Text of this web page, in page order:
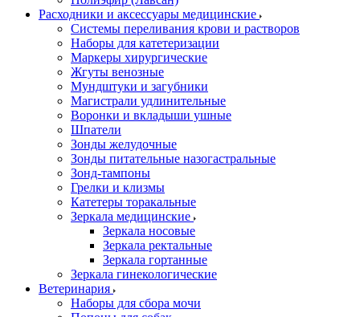
Расходники и аксессуары медицинские
Системы переливания крови и растворов
Наборы для катетеризации
Маркеры хирургические
Жгуты венозные
Мундштуки и загубники
Магистрали удлинительные
Воронки и вкладыши ушные
Шпатели
Зонды желудочные
Зонды питательные назогастральные
Зонд-тампоны
Грелки и клизмы
Катетеры торакальные
Зеркала медицинские
Зеркала носовые
Зеркала ректальные
Зеркала гортанные
Зеркала гинекологические
Ветеринария
Наборы для сбора мочи